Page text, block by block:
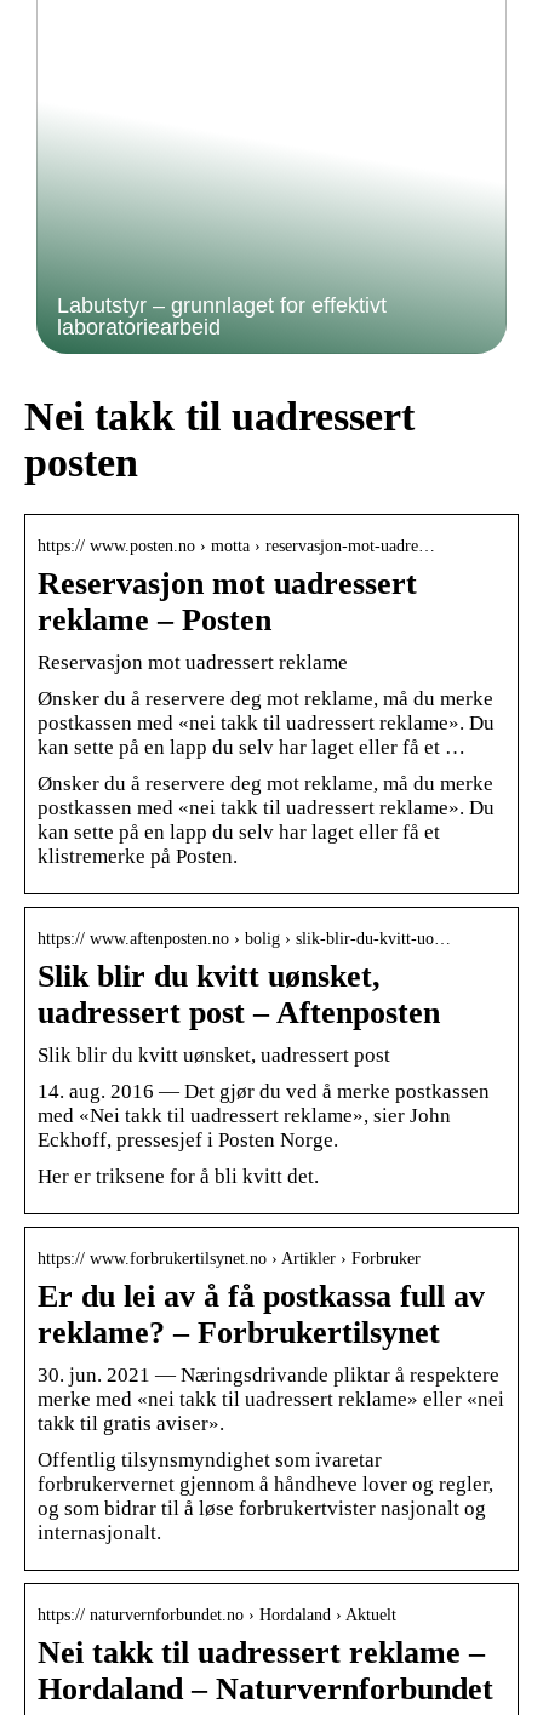
Labutstyr – grunnlaget for effektivt
laboratoriearbeid
Nei takk til uadressert
posten
https:// www.posten.no › motta › reservasjon-mot-uadre…
Reservasjon mot uadressert
reklame – Posten
Reservasjon mot uadressert reklame
Ønsker du å reservere deg mot reklame, må du merke
postkassen med «nei takk til uadressert reklame». Du
kan sette på en lapp du selv har laget eller få et …
Ønsker du å reservere deg mot reklame, må du merke
postkassen med «nei takk til uadressert reklame». Du
kan sette på en lapp du selv har laget eller få et
klistremerke på Posten.
https:// www.aftenposten.no › bolig › slik-blir-du-kvitt-uo…
Slik blir du kvitt uønsket,
uadressert post – Aftenposten
Slik blir du kvitt uønsket, uadressert post
14. aug. 2016 — Det gjør du ved å merke postkassen
med «Nei takk til uadressert reklame», sier John
Eckhoff, pressesjef i Posten Norge.
Her er triksene for å bli kvitt det.
https:// www.forbrukertilsynet.no › Artikler › Forbruker
Er du lei av å få postkassa full av
reklame? – Forbrukertilsynet
30. jun. 2021 — Næringsdrivande pliktar å respektere
merke med «nei takk til uadressert reklame» eller «nei
takk til gratis aviser».
Offentlig tilsynsmyndighet som ivaretar
forbrukervernet gjennom å håndheve lover og regler,
og som bidrar til å løse forbrukertvister nasjonalt og
internasjonalt.
https:// naturvernforbundet.no › Hordaland › Aktuelt
Nei takk til uadressert reklame –
Hordaland – Naturvernforbundet